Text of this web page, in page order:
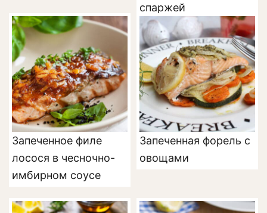
спаржей
Запеченное филе
лосося в чесночно-
имбирном соусе
Запеченная форель с
овощами